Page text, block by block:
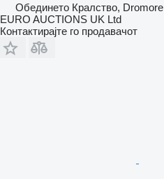
Обединето Кралство, Dromore
EURO AUCTIONS UK Ltd
Контактирајте го продавачот